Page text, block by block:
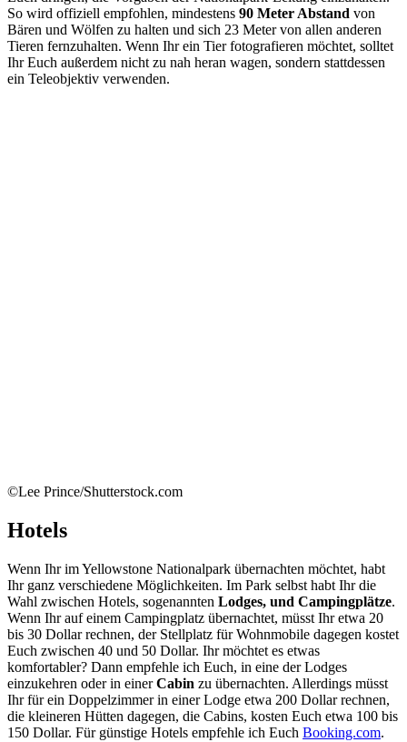
So wird offiziell empfohlen, mindestens 90 Meter Abstand von
Bären und Wölfen zu halten und sich 23 Meter von allen anderen
Tieren fernzuhalten. Wenn Ihr ein Tier fotografieren möchtet, solltet
Ihr Euch außerdem nicht zu nah heran wagen, sondern stattdessen
ein Teleobjektiv verwenden.
©Lee Prince/Shutterstock.com
Hotels
Wenn Ihr im Yellowstone Nationalpark übernachten möchtet, habt
Ihr ganz verschiedene Möglichkeiten. Im Park selbst habt Ihr die
Wahl zwischen Hotels, sogenannten Lodges, und Campingplätze.
Wenn Ihr auf einem Campingplatz übernachtet, müsst Ihr etwa 20
bis 30 Dollar rechnen, der Stellplatz für Wohnmobile dagegen kostet
Euch zwischen 40 und 50 Dollar. Ihr möchtet es etwas
komfortabler? Dann empfehle ich Euch, in eine der Lodges
einzukehren oder in einerCabin zu übernachten. Allerdings müsst
Ihr für ein Doppelzimmer in einer Lodge etwa 200 Dollar rechnen,
die kleineren Hütten dagegen, die Cabins, kosten Euch etwa 100 bis
150 Dollar. Für günstige Hotels empfehle ich Euch Booking.com.